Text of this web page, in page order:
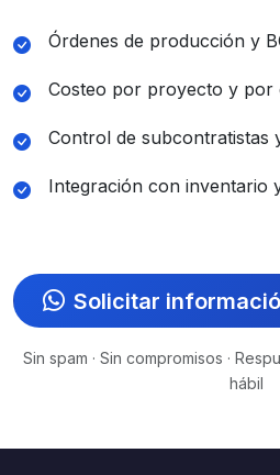
Órdenes de producción y
Costeo por proyecto y por
Control de subcontratistas
Integración con inventario
Solicitar
Sin spam · Sin compromisos ·
hábil